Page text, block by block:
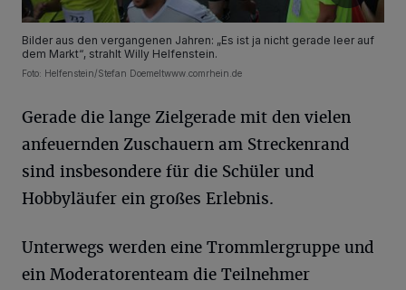
Bilder aus den vergangenen Jahren: „Es ist ja nicht gerade leer auf
dem Markt“, strahlt Willy Helfenstein.
Foto: Helfenstein/Stefan Doemeltwww.comrhein.de
Gerade die lange Zielgerade mit den vielen
anfeuernden Zuschauern am Streckenrand
sind insbesondere für die Schüler und
Hobbyläufer ein großes Erlebnis.
Unterwegs werden eine Trommlergruppe und
ein Moderatorenteam die Teilnehmer